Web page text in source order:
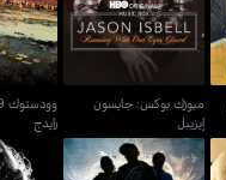
ميوزك بوكس: جايسون
إيزيبل
رايدج